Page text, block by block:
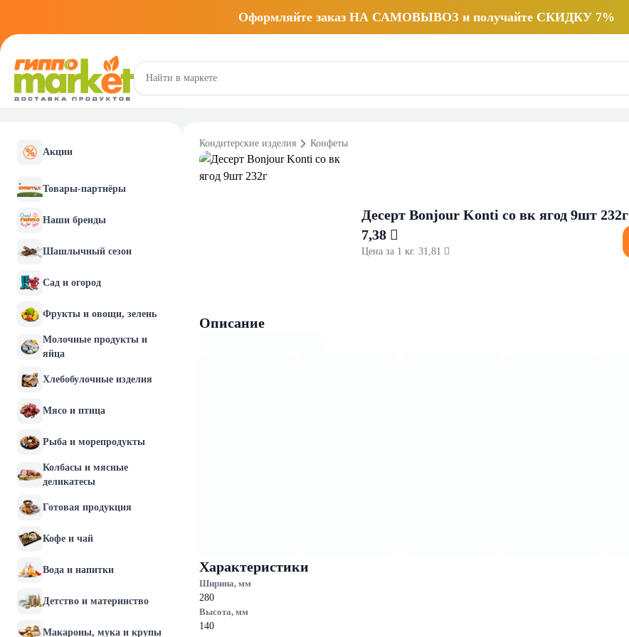
Оформляйте заказ НА САМОВЫВОЗ и получайте СКИДКУ 7%
Акции
Товары-партнёры
Наши бренды
Шашлычный сезон
Сад и огород
Фрукты и овощи, зелень
Молочные продукты и
яйца
Хлебобулочные изделия
Мясо и птица
Рыба и морепродукты
Колбасы и мясные
деликатесы
Готовая продукция
Кофе и чай
Вода и напитки
Детство и материнство
Макароны, мука и крупы
Кондитерские изделия Конфеты
Десерт Bonjour Konti со вк ягод 9шт 232г
7,38 
Цена за 1 кг. 31,81 
Описание
Характеристики
Ширина, мм
280
Высота, мм
140